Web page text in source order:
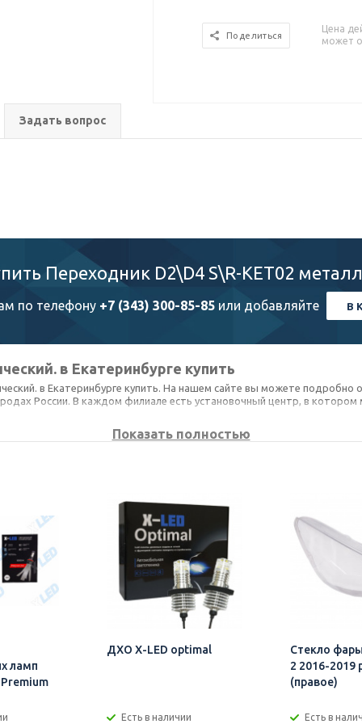
Поделиться
Цена
может
Задать вопрос
Переходник D2\D4 S\R-KET02
по телефону +7 (343) 300-85-85или добавляйте В
в Екатеринбурге купить
в Екатеринбурге купить. На нашем сайте вы можете подробно
России. В каждом филиале есть установочный центр, в котором
является гарантией отсутствия переплат. Всю представленную
Показать полностью
ламп
Premium
ДХО X-LED optimal
Есть в наличии
Стекло
2 2016-2019
(правое)
Есть в